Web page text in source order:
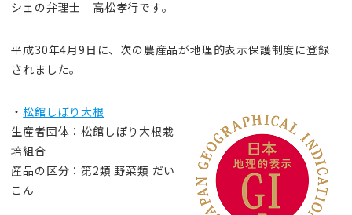
シェの弁理士 高松孝行です。
平成30年4月9日に、次の農産品が地理的表示保護制度に登録
されました。
・松館しぼり大根
生産者団体：松館しぼり大根栽
培組合
産品の区分：第2類 野菜類 だい
こん